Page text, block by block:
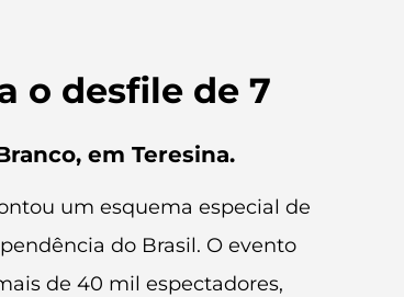
o desfile de 7
em Teresina.
um esquema especial de
do Brasil. O evento
de 40 mil espectadores,